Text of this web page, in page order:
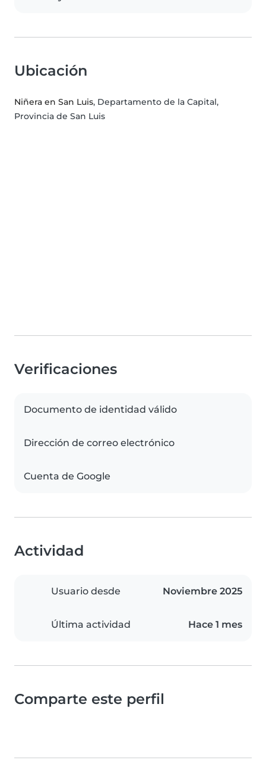
Ubicación
Niñera en San Luis, Departamento de la Capital,
Provincia de San Luis
Verificaciones
Documento de identidad válido
Dirección de correo electrónico
Cuenta de Google
Actividad
Usuario desde Noviembre 2025
Última actividad Hace 1 mes
Comparte este perfil